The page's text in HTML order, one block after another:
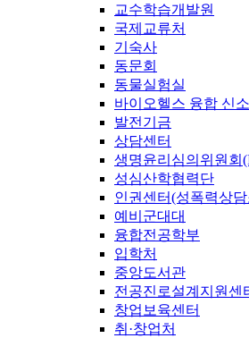
교수학습개발원
국제교류처
기숙사
동문회
동물실험실
바이오헬스 융합 신
발전기금
상담센터
생명윤리심의위원회
성심산학협력단
인권센터(성폭력상
예비군대대
융합전공학부
입학처
중앙도서관
전공진로설계지원센
창업보육센터
취·창업처